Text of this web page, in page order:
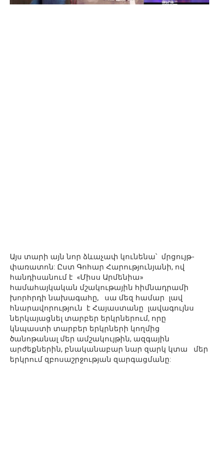
Այս տարի այն նոր ձևաչափ կունենա՝ մրցույթ-
փառատոն: Ըստ Գոհար Հարությունյանի, ով
հանդիսանում է «Միսս Արմենիա»
համահայկական մշակութային հիմնադրամի
խորհրդի նախագահը, սա մեզ համար լավ
հնարավորություն է Հայաստանը լավագույնս
ներկայացնել տարբեր երկրներում, որը
կնպաստի տարբեր երկրների կողմից
ծանոթանալ մեր ամշակույթին, ազգային
արժեքներին, բնականաբար նար զարկ կտա մեր
երկրում զբոսաշրջության զարգացմանը: